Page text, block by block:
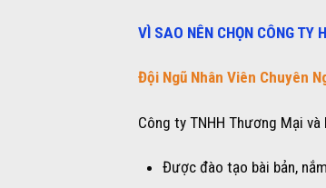
VÌ SAO NÊN CHỌN CÔNG TY
Đội Ngũ Nhân Viên Chuyên
Công ty TNHH Thương Mại
Được đào tạo bài bản,